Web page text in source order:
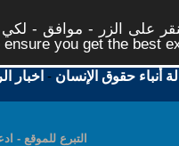
على الزر - موافق - لكي
you get the best
أنباء حقوق الإنسان - اخبار
التبرع للموقع -